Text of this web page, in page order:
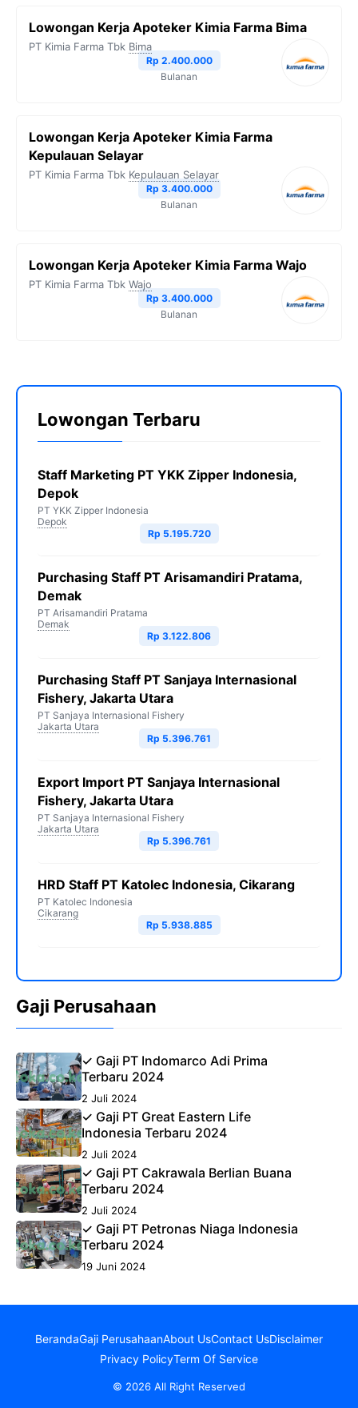
Lowongan Kerja Apoteker Kimia Farma Bima
PT Kimia Farma Tbk Bima
Rp 2.400.000
Bulanan
Lowongan Kerja Apoteker Kimia Farma
Kepulauan Selayar
PT Kimia Farma Tbk Kepulauan Selayar
Rp 3.400.000
Bulanan
Lowongan Kerja Apoteker Kimia Farma Wajo
PT Kimia Farma Tbk Wajo
Rp 3.400.000
Bulanan
Lowongan Terbaru
Staff Marketing PT YKK Zipper Indonesia,
Depok
PT YKK Zipper Indonesia
Depok
Rp 5.195.720
Purchasing Staff PT Arisamandiri Pratama,
Demak
PT Arisamandiri Pratama
Demak
Rp 3.122.806
Purchasing Staff PT Sanjaya Internasional
Fishery, Jakarta Utara
PT Sanjaya Internasional Fishery
Jakarta Utara
Rp 5.396.761
Export Import PT Sanjaya Internasional
Fishery, Jakarta Utara
PT Sanjaya Internasional Fishery
Jakarta Utara
Rp 5.396.761
HRD Staff PT Katolec Indonesia, Cikarang
PT Katolec Indonesia
Cikarang
Rp 5.938.885
Gaji Perusahaan
✓ Gaji PT Indomarco Adi Prima
Terbaru 2024
2 Juli 2024
✓ Gaji PT Great Eastern Life
Indonesia Terbaru 2024
2 Juli 2024
✓ Gaji PT Cakrawala Berlian Buana
Terbaru 2024
2 Juli 2024
✓ Gaji PT Petronas Niaga Indonesia
Terbaru 2024
19 Juni 2024
BerandaGaji PerusahaanAbout UsContact UsDisclaimer
Privacy PolicyTerm Of Service
© 2026 All Right Reserved